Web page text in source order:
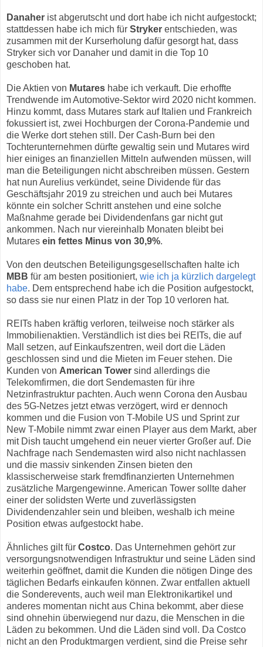
Danaher ist abgerutscht und dort habe ich nicht aufgestockt;
stattdessen habe ich mich für Stryker entschieden, was
zusammen mit der Kurserholung dafür gesorgt hat, dass
Stryker sich vor Danaher und damit in die Top 10
geschoben hat.
Die Aktien von Mutares habe ich verkauft. Die erhoffte
Trendwende im Automotive-Sektor wird 2020 nicht kommen.
Hinzu kommt, dass Mutares stark auf Italien und Frankreich
fokussiert ist, zwei Hochburgen der Corona-Pandemie und
die Werke dort stehen still. Der Cash-Burn bei den
Tochterunternehmen dürfte gewaltig sein und Mutares wird
hier einiges an finanziellen Mitteln aufwenden müssen, will
man die Beteiligungen nicht abschreiben müssen. Gestern
hat nun Aurelius verkündet, seine Dividende für das
Geschäftsjahr 2019 zu streichen und auch bei Mutares
könnte ein solcher Schritt anstehen und eine solche
Maßnahme gerade bei Dividendenfans gar nicht gut
ankommen. Nach nur viereinhalb Monaten bleibt bei
Mutares ein fettes Minus von 30,9%.
Von den deutschen Beteiligungsgesellschaften halte ich
MBB für am besten positioniert, wie ich ja kürzlich dargelegt
habe. Dem entsprechend habe ich die Position aufgestockt,
so dass sie nur einen Platz in der Top 10 verloren hat.
REITs haben kräftig verloren, teilweise noch stärker als
Immobilienaktien. Verständlich ist dies bei REITs, die auf
Mall setzen, auf Einkaufszentren, weil dort die Läden
geschlossen sind und die Mieten im Feuer stehen. Die
Kunden von American Tower sind allerdings die
Telekomfirmen, die dort Sendemasten für ihre
Netzinfrastruktur pachten. Auch wenn Corona den Ausbau
des 5G-Netzes jetzt etwas verzögert, wird er dennoch
kommen und die Fusion von T-Mobile US und Sprint zur
New T-Mobile nimmt zwar einen Player aus dem Markt, aber
mit Dish taucht umgehend ein neuer vierter Großer auf. Die
Nachfrage nach Sendemasten wird also nicht nachlassen
und die massiv sinkenden Zinsen bieten den
klassischerweise stark fremdfinanzierten Unternehmen
zusätzliche Margengewinne. American Tower sollte daher
einer der solidsten Werte und zuverlässigsten
Dividendenzahler sein und bleiben, weshalb ich meine
Position etwas aufgestockt habe.
Ähnliches gilt für Costco. Das Unternehmen gehört zur
versorgungsnotwendigen Infrastruktur und seine Läden sind
weiterhin geöffnet, damit die Kunden die nötigen Dinge des
täglichen Bedarfs einkaufen können. Zwar entfallen aktuell
die Sonderevents, auch weil man Elektronikartikel und
anderes momentan nicht aus China bekommt, aber diese
sind ohnehin überwiegend nur dazu, die Menschen in die
Läden zu bekommen. Und die Läden sind voll. Da Costco
nicht an den Produktmargen verdient, sind die Preise sehr